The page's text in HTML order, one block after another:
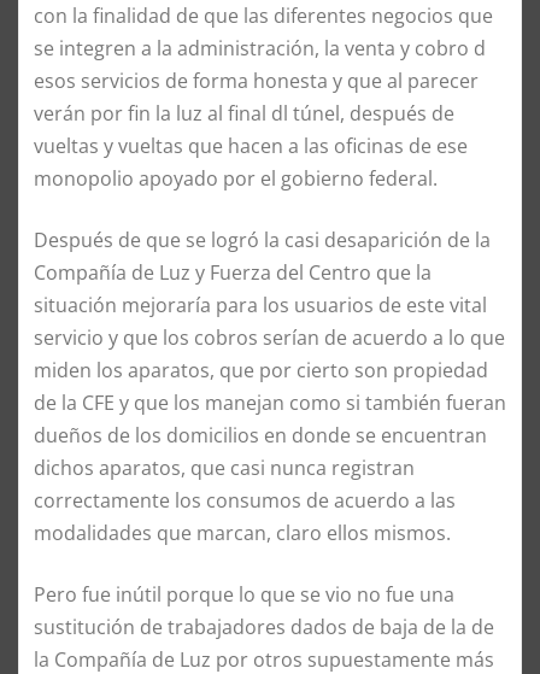
con la finalidad de que las diferentes negocios que
se integren a la administración, la venta y cobro d
esos servicios de forma honesta y que al parecer
verán por fin la luz al final dl túnel, después de
vueltas y vueltas que hacen a las oficinas de ese
monopolio apoyado por el gobierno federal.
Después de que se logró la casi desaparición de la
Compañía de Luz y Fuerza del Centro que la
situación mejoraría para los usuarios de este vital
servicio y que los cobros serían de acuerdo a lo que
miden los aparatos, que por cierto son propiedad
de la CFE y que los manejan como si también fueran
dueños de los domicilios en donde se encuentran
dichos aparatos, que casi nunca registran
correctamente los consumos de acuerdo a las
modalidades que marcan, claro ellos mismos.
Pero fue inútil porque lo que se vio no fue una
sustitución de trabajadores dados de baja de la de
la Compañía de Luz por otros supuestamente más